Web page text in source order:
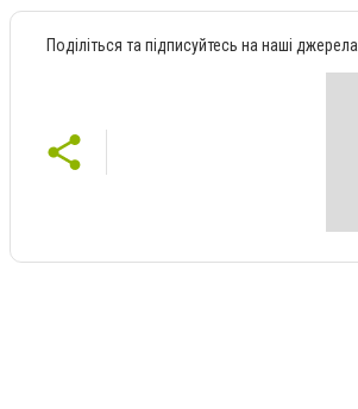
Поділіться та підписуйтесь на наші джерела